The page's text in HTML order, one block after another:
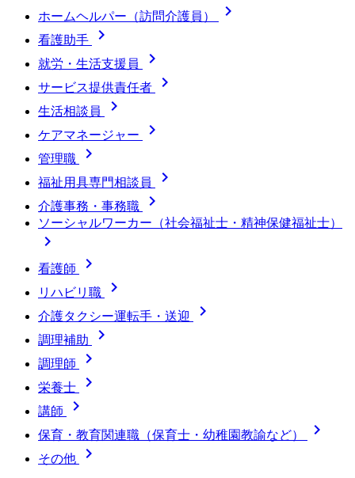
ホームヘルパー（訪問介護員） 
看護助手 
就労・生活支援員 
サービス提供責任者 
生活相談員 
ケアマネージャー 
管理職 
福祉用具専門相談員 
介護事務・事務職 
ソーシャルワーカー（社会福祉士・精神保健福祉士）

看護師 
リハビリ職 
介護タクシー運転手・送迎 
調理補助 
調理師 
栄養士 
講師 
保育・教育関連職（保育士・幼稚園教諭など） 
その他
